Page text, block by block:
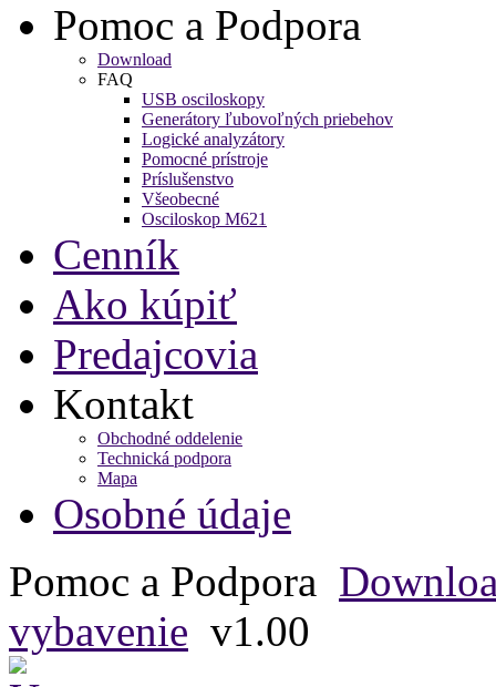
Pomoc a Podpora
Download
FAQ
USB osciloskopy
Generátory ľubovoľných priebehov
Logické analyzátory
Pomocné prístroje
Príslušenstvo
Všeobecné
Osciloskop M621
Cenník
Ako kúpiť
Predajcovia
Kontakt
Obchodné oddelenie
Technická podpora
Mapa
Osobné údaje
Pomoc a Podpora
vybavenie v1.00